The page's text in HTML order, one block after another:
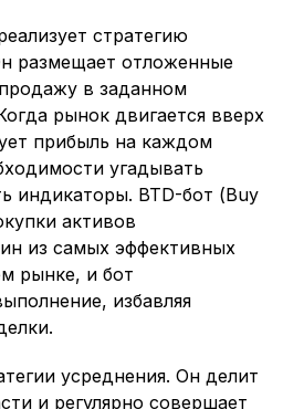
стратегию
размещает отложенные
в заданном
рынок двигается вверх
прибыль на каждом
угадывать
индикаторы. BTD-бот (Buy
активов
из самых эффективных
рынке, и бот
избавляя
усреднения. Он делит
и регулярно совершает